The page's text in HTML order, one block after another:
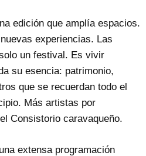
edición que amplía espacios.
experiencias. Las
un festival. Es vivir
su esencia: patrimonio,
que se recuerdan todo el
Más artistas por
Consistorio caravaqueño.
extensa programación